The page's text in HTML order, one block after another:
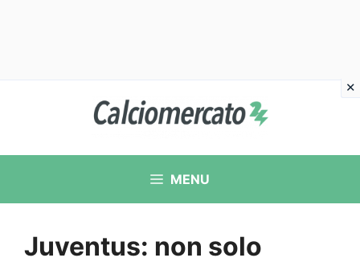
contenuto
MENU
Juventus: non solo